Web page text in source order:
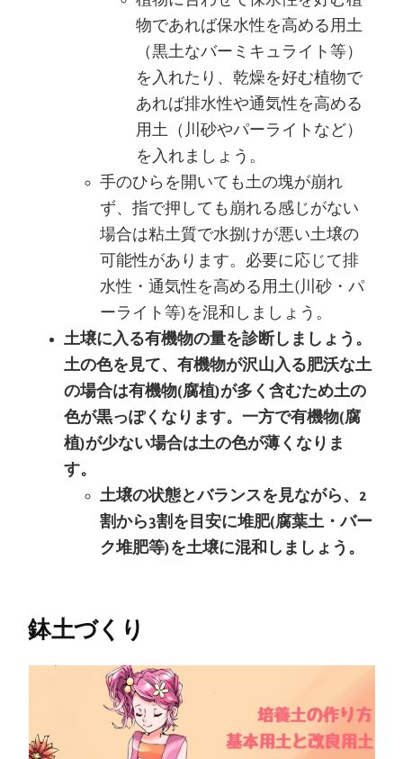
物であれば保水性を高める用土
（黒土なバーミキュライト等）
を入れたり、乾燥を好む植物で
あれば排水性や通気性を高める
用土（川砂やパーライトなど）
を入れましょう。
手のひらを開いても土の塊が崩れ
ず、指で押しても崩れる感じがない
場合は粘土質で水捌けが悪い土壌の
可能性があります。必要に応じて排
水性・通気性を高める用土(川砂・パ
ーライト等)を混和しましょう。
土壌に入る有機物の量を診断しましょう。
土の色を見て、有機物が沢山入る肥沃な土
の場合は有機物(腐植)が多く含むため土の
色が黒っぽくなります。一方で有機物(腐
植)が少ない場合は土の色が薄くなりま
す。
土壌の状態とバランスを見ながら、2
割から3割を目安に堆肥(腐葉土・バー
ク堆肥等)を土壌に混和しましょう。
鉢土づくり